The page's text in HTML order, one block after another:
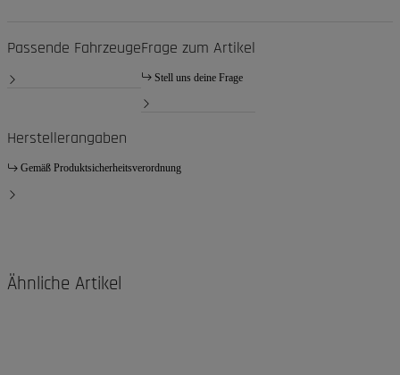
Passende FahrzeugeFrage zum Artikel
Stell uns deine Frage
Herstellerangaben
Gemäß Produktsicherheitsverordnung
Ähnliche Artikel